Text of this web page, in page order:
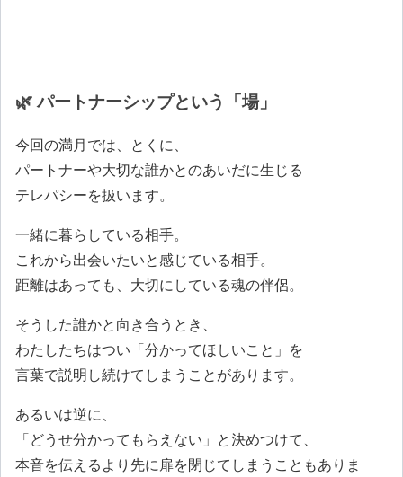
🌿 パートナーシップという「場」
今回の満月では、とくに、
パートナーや大切な誰かとのあいだに生じる
テレパシーを扱います。
一緒に暮らしている相手。
これから出会いたいと感じている相手。
距離はあっても、大切にしている魂の伴侶。
そうした誰かと向き合うとき、
わたしたちはつい「分かってほしいこと」を
言葉で説明し続けてしまうことがあります。
あるいは逆に、
「どうせ分かってもらえない」と決めつけて、
本音を伝えるより先に扉を閉じてしまうこともありま